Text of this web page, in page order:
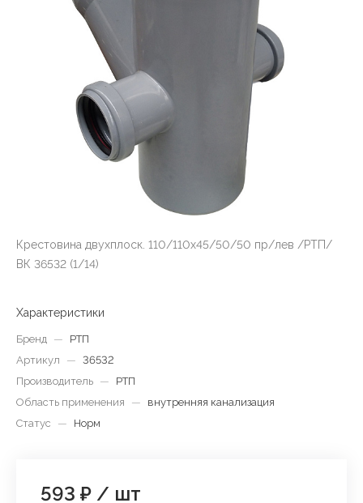
Крестовина двухплоск. 110/110х45/50/50 пр/лев /РТП/
ВК 36532 (1/14)
Характеристики
Бренд —
РТП
Артикул
— 36532
Производитель —
РТП
Область применения
—
внутренняя канализация
Статус
— Норм
593 ₽ / шт